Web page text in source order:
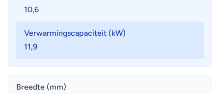
10,6
Verwarmingscapaciteit (kW)
11,9
Breedte (mm)